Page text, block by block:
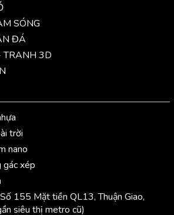
SÓNG
ĐÁ
TRANH 3D
trời
nano
gác xép
155 Mặt tiền QL13, Thuận Giao,
siêu thị metro cũ)